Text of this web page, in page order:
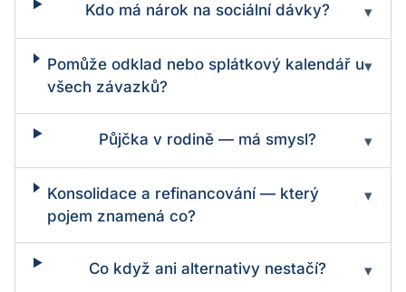
Kdo má nárok na sociální dávky? ▾
Pomůže odklad nebo splátkový kalendář u
všech závazků?
▾
Půjčka v rodině — má smysl? ▾
Konsolidace a refinancování — který
pojem znamená co?
▾
Co když ani alternativy nestačí? ▾